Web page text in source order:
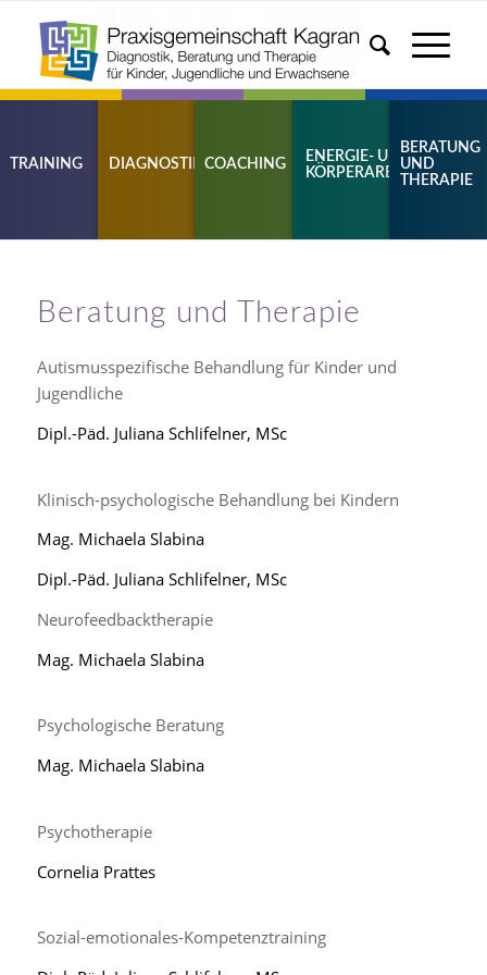
TRAINING DIAGNOSTIK COACHING
ENERGIE- UND
KÖRPERARBEIT
BERATUNG
UND
THERAPIE
Beratung und Therapie
Autismusspezifische Behandlung für Kinder und
Jugendliche
Dipl.-Päd. Juliana Schlifelner, MSc
Klinisch-psychologische Behandlung bei Kindern
Mag. Michaela Slabina
Dipl.-Päd. Juliana Schlifelner, MSc
Neurofeedbacktherapie
Mag. Michaela Slabina
Psychologische Beratung
Mag. Michaela Slabina
Psychotherapie
Cornelia Prattes
Sozial-emotionales-Kompetenztraining